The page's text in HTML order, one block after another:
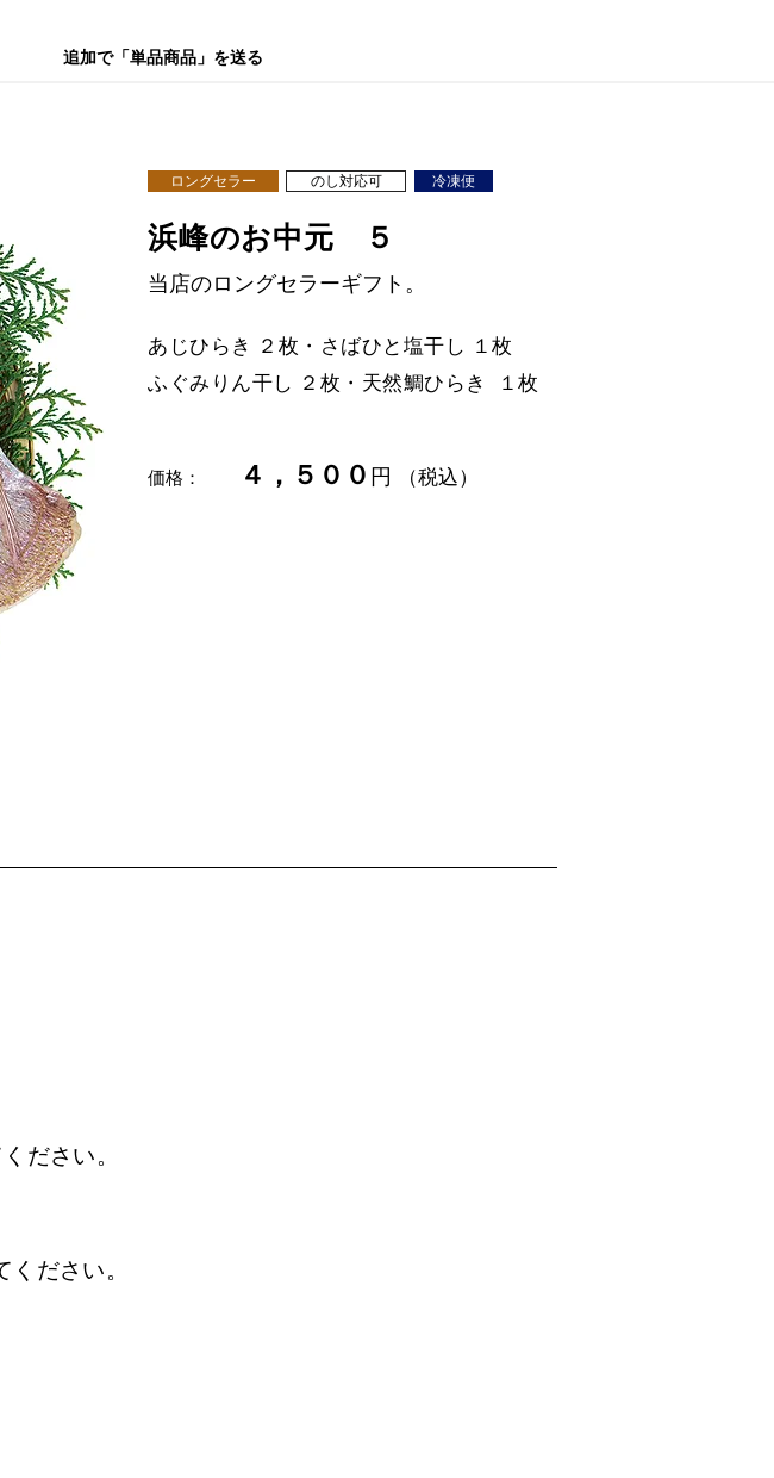
追加で「単品商品」を送る
ロングセラー のし対応可 冷凍便
浜峰のお中元 ５
当店のロングセラーギフト。
あじひらき ２枚・さばひと塩干し １枚
ふぐみりん干し ２枚・天然鯛ひらき １枚
価格： ４，５００ 円 （税込）
ださい。
ださい。